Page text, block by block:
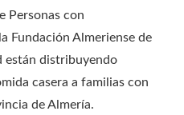
Personas con
Fundación Almeriense de
están distribuyendo
casera a familias con
de Almería.